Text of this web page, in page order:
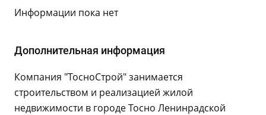
Информации пока нет
Дополнительная информация
Компания "ТосноСтрой" занимается
строительством и реализацией жилой
недвижимости в городе Тосно Ленинрадской